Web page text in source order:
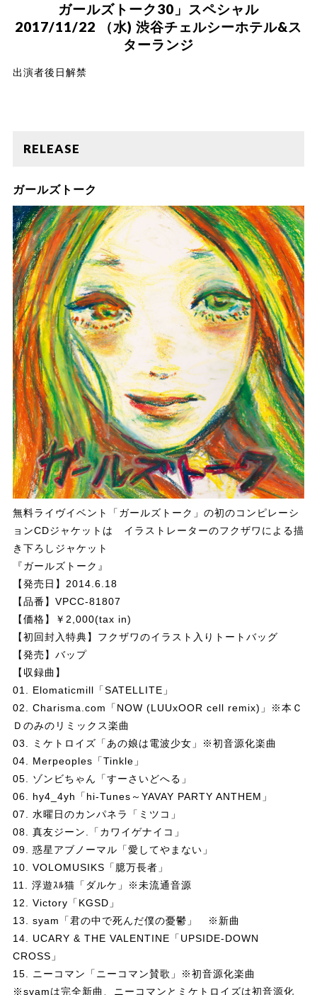
ガールズトーク30」スペシャル
2017/11/22 （水) 渋谷チェルシーホテル&ス
ターランジ
出演者後日解禁
RELEASE
ガールズトーク
無料ライヴイベント「ガールズトーク」の初のコンピレーシ
ョンCDジャケットは イラストレーターのフクザワによる描
き下ろしジャケット
『ガールズトーク』
【発売日】2014.6.18
【品番】VPCC-81807
【価格】￥2,000(tax in)
【初回封入特典】フクザワのイラスト入りトートバッグ
【発売】バップ
【収録曲】
01. Elomaticmill「SATELLITE」
02. Charisma.com「NOW (LUUxOOR cell remix)」※本Ｃ
Ｄのみのリミックス楽曲
03. ミケトロイズ「あの娘は電波少女」※初音源化楽曲
04. Merpeoples「Tinkle」
05. ゾンビちゃん「すーさいどへる」
06. hy4_4yh「hi-Tunes～YAVAY PARTY ANTHEM」
07. 水曜日のカンパネラ「ミツコ」
08. 真友ジーン.「カワイゲナイコ」
09. 惑星アブノーマル「愛してやまない」
10. VOLOMUSIKS「臆万長者」
11. 浮遊ｽﾙ猫「ダルケ」※未流通音源
12. Victory「KGSD」
13. syam「君の中で死んだ僕の憂鬱」 ※新曲
14. UCARY & THE VALENTINE「UPSIDE-DOWN
CROSS」
15. ニーコマン「ニーコマン賛歌」※初音源化楽曲
※syamは完全新曲、ニーコマンとミケトロイズは初音源化